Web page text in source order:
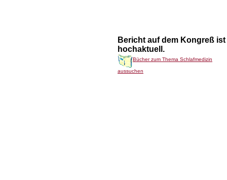
Bericht auf dem Kongreß ist
hochaktuell.
Bücher zum Thema Schlafmedizin
aussuchen